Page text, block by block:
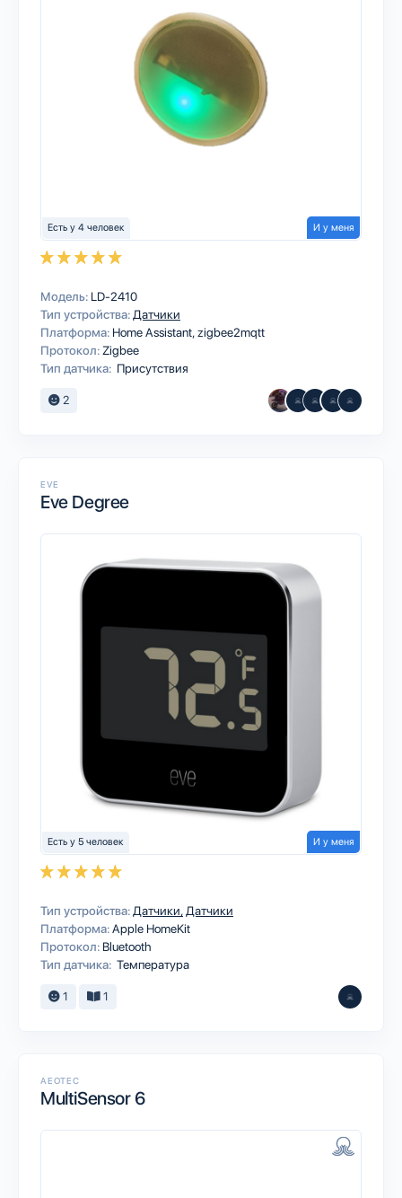
Есть у 4 человек И у меня
Модель: LD-2410
Тип устройства: Датчики
Платформа: Home Assistantzigbee2mqtt
Протокол: Zigbee
Тип датчика: Присутствия
2
EVE
Eve Degree
Есть у 5 человек И у меня
Тип устройства: Датчики Датчики
Платформа:Apple HomeKit
Протокол: Bluetooth
Тип датчика: Температура
1 1
AEOTEC
MultiSensor 6